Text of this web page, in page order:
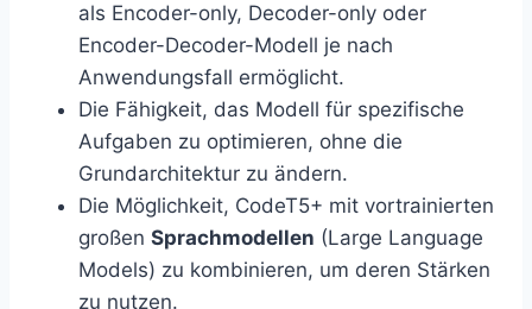
als Encoder-only, Decoder-only oder
Encoder-Decoder-Modell je nach
Anwendungsfall ermöglicht.
Die Fähigkeit, das Modell für spezifische
Aufgaben zu optimieren, ohne die
Grundarchitektur zu ändern.
Die Möglichkeit, CodeT5+ mit vortrainierten
großen Sprachmodellen (Large Language
Models) zu kombinieren, um deren Stärken
zu nutzen.